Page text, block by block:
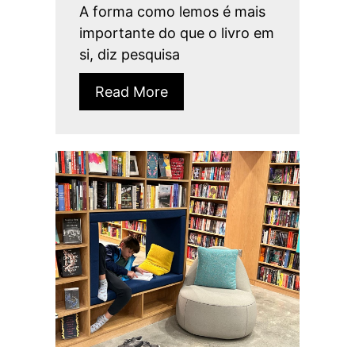
A forma como lemos é mais
importante do que o livro em
si, diz pesquisa
Read More